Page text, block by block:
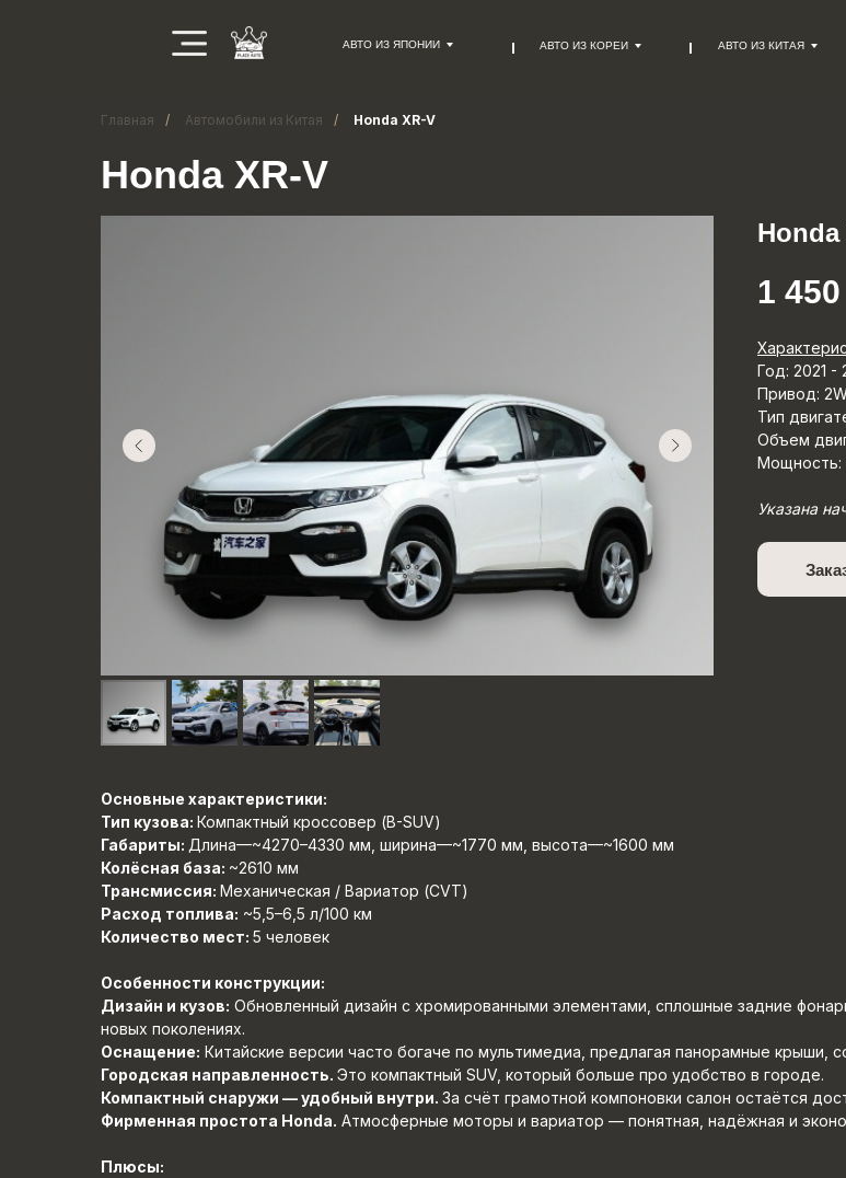
АВТО ИЗ ЯПОНИИ АВТО ИЗ КОРЕИ АВТО ИЗ КИТАЯ
Главная / Автомобили из Китая / Honda XR-V
Honda XR-V
Honda
1
Год: 2021 -
Привод:
Тип
Объем
Мощность:
Указана
Основные характеристики:
Тип кузова: Компактный кроссовер (B-SUV)
Габариты: Длина—~4270–4330 мм, ширина—~1770 мм, высота—~1600 мм
Колёсная база: ~2610 мм
Трансмиссия: Механическая / Вариатор (CVT)
Расход топлива: ~5,5–6,5 л/100 км
Количество мест: 5 человек
Особенности конструкции:
Дизайн и кузов: Обновленный дизайн с хромированными элементами, сплошные задние
новых поколениях.
Оснащение: Китайские версии часто богаче по мультимедиа, предлагая панорамные
Городская направленность. Это компактный SUV, который больше про удобство в городе.
Компактный снаружи — удобный внутри. За счёт грамотной компоновки салон остаётся
Фирменная простота Honda. Атмосферные моторы и вариатор — понятная, надёжная и
Плюсы: